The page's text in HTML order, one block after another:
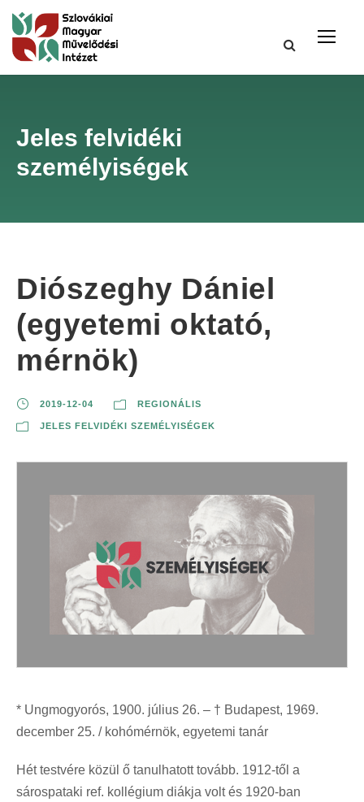
Jeles felvidéki
személyiségek
Diószeghy Dániel
(egyetemi oktató,
mérnök)
2019-12-04 REGIONÁLIS
JELES FELVIDÉKI SZEMÉLYISÉGEK
* Ungmogyorós, 1900. július 26. – † Budapest, 1969.
december 25. / kohómérnök, egyetemi tanár
Hét testvére közül ő tanulhatott tovább. 1912-től a
sárospataki ref. kollégium diákja volt és 1920-ban